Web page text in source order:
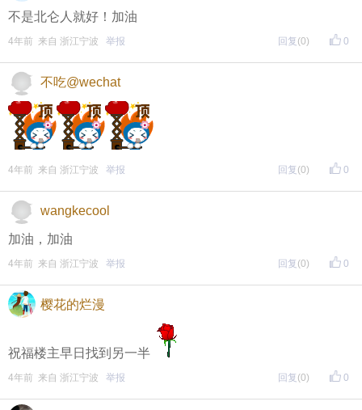
不是北仑人就好！加油
0
4年前 来自 浙江宁波 举报 回复 (0)
不吃@wechat
0
4年前 来自 浙江宁波 举报 回复 (0)
wangkecool
加油，加油
0
4年前 来自 浙江宁波 举报 回复 (0)
樱花的烂漫
祝福楼主早日找到另一半
0
4年前 来自 浙江宁波 举报 回复 (0)